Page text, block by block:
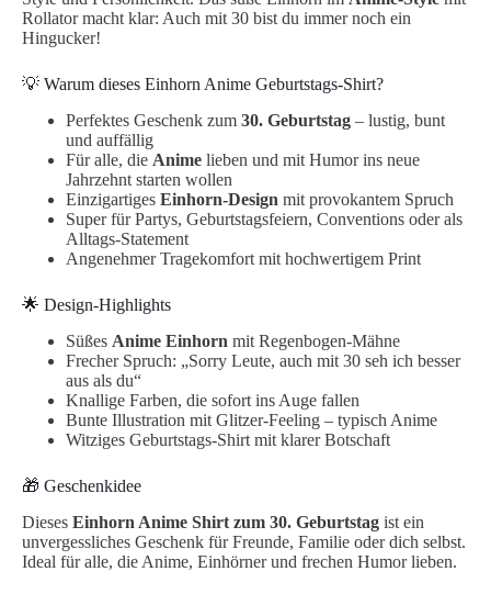
Rollator macht klar: Auch mit 30 bist du immer noch ein
Hingucker!
💡 Warum dieses Einhorn Anime Geburtstags-Shirt?
Perfektes Geschenk zum 30. Geburtstag – lustig, bunt
und auffällig
Für alle, die Anime lieben und mit Humor ins neue
Jahrzehnt starten wollen
Einzigartiges Einhorn-Design mit provokantem Spruch
Super für Partys, Geburtstagsfeiern, Conventions oder als
Alltags-Statement
Angenehmer Tragekomfort mit hochwertigem Print
🌟 Design-Highlights
Süßes Anime Einhorn mit Regenbogen-Mähne
Frecher Spruch: „Sorry Leute, auch mit 30 seh ich besser
aus als du“
Knallige Farben, die sofort ins Auge fallen
Bunte Illustration mit Glitzer-Feeling – typisch Anime
Witziges Geburtstags-Shirt mit klarer Botschaft
🎁 Geschenkidee
Dieses Einhorn Anime Shirt zum 30. Geburtstag ist ein
unvergessliches Geschenk für Freunde, Familie oder dich selbst.
Ideal für alle, die Anime, Einhörner und frechen Humor lieben.